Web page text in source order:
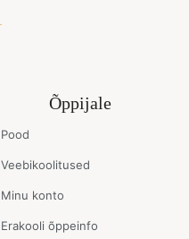
Õppijale
Pood
Veebikoolitused
Minu konto
Erakooli õppeinfo